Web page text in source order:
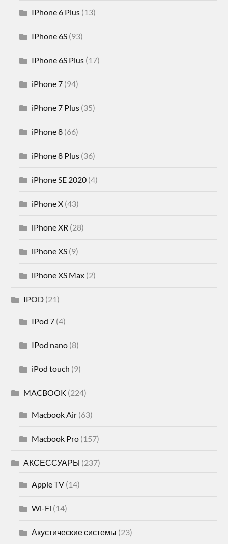
IPhone 6 Plus (13)
IPhone 6S (93)
IPhone 6S Plus (17)
iPhone 7 (94)
iPhone 7 Plus (35)
iPhone 8 (66)
iPhone 8 Plus (36)
iPhone SE 2020 (4)
iPhone X (43)
iPhone XR (28)
iPhone XS (9)
iPhone XS Max (2)
IPOD (21)
IPod 7 (4)
IPod nano (8)
iPod touch (9)
MACBOOK (224)
Macbook Air (63)
Macbook Pro (157)
АКСЕССУАРЫ (237)
Apple TV (14)
Wi-Fi (14)
Акустические системы (23)